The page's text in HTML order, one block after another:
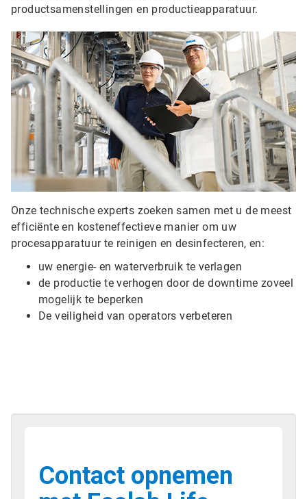
productsamenstellingen en productieapparatuur.
ArticleTile
Onze technische experts zoeken samen met u de meest
efficiënte en kosteneffectieve manier om uw
procesapparatuur te reinigen en desinfecteren, en:
uw energie- en waterverbruik te verlagen
de productie te verhogen door de downtime zoveel
mogelijk te beperken
De veiligheid van operators verbeteren
Contact opnemen